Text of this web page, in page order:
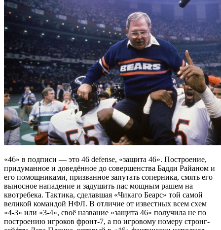
«46» в подписи — это 46 defense, «защита 46». Построение,
придуманное и доведённое до совершенства Бадди Райаном и
его помощниками, призванное запутать соперника, смять его
выносное нападение и задушить пас мощным рашем на
квотребека. Тактика, сделавшая «Чикаго Беарс» той самой
великой командой НФЛ. В отличие от известных всем схем
«4-3» или «3-4», своё название «защита 46» получила не по
построению игроков фронт-7, а по игровому номеру стронг-